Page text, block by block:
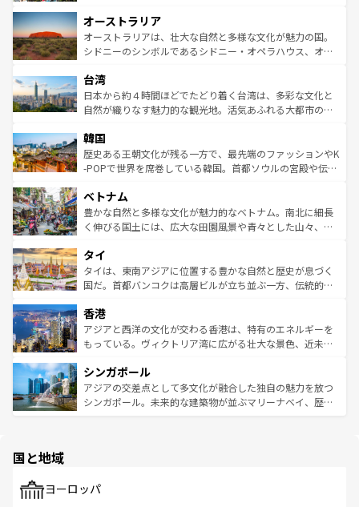
部のニューオーリンズでは、音楽と美食が融合した独特の
文化が魅力。旅行者はアメリカの各地域で異なる魅力を楽
しみながら、その多様性と豊かな歴史を感じることができ
ならではの贅沢な旅のスタイルだ。 なお、新着のアメリカ
情報はコンテンツ一覧を参照してほしい。
ワイ島は見逃せない。また、定番の観光地といえばオアフ
島だが、静かな自然を求めるならマウイ島やカウアイ島が
おすすめ。エメラルドグリーンに輝く海をはじめ、豊かな
れるおもてなしの心で訪れる人々を迎えてくれるハワイの
人々、おいしいローカルフードやハワイアンミュージッ
ク、伝統的なフラダンスなど、すべてがハワイの魅力を彩
ワイを、存分に味わってほしい。 なお、新着のハワイ情報
はコンテンツ一覧を参照してほしい。
オーストラリア
オーストラリアは、壮大な自然と多様な文化が魅力の国。
シドニーのシンボルであるシドニー・オペラハウス、オー
リアリーフや大陸中央部にそびえるウルル（エアーズロッ
ク）、タスマニアの美しい原生林やケアンズの熱帯雨林な
ど、見どころがたくさん。また、カフェやワイン、オージ
いる。アクティビティも充実しており、サーフィンやダイ
ビング、ハイキングなど、アウトドア好きにはたまらな
い。オーストラリアの多彩な魅力を存分に味わいつくそ
参照してほしい。
台湾
日本から約４時間ほどでたどり着く台湾は、多彩な文化と
自然が織りなす魅力的な観光地。活気あふれる大都市の台
ン）、静ひつな山岳地帯である台湾東部など、都市の喧騒
と山間の静けさが共存しており、訪れる人に新しい発見と
驚きをもたらしてくれる。また、奥深い台湾の食文化も魅
容にもいいと評判のスイーツなど、バラエティ豊かな料理
が味わえる。 なお、新着の台湾情報は コンテンツ一覧を参
照してほしい。
韓国
歴史ある王朝文化が残る一方で、最先端のファッションやK
-POPで世界を席巻している韓国。首都ソウルの宮殿や伝統
き、地方に足を延ばせば四季折々の自然美を楽しむことが
できる。そして、キムチや焼肉、絶品のストリートフード
まで、さまざまな韓国料理が待っている。夜には、韓国な
リティに包まれながら、韓国の多彩な魅力を心ゆくまで味
わってみてほしい。 なお、新着の韓国情報はコンテンツ一
覧を参照してほしい。
ベトナム
豊かな自然と多様な文化が魅力的なベトナム。南北に細長
く伸びる国土には、広大な田園風景や青々とした山々、世
急速な発展と共に伝統が息づく。ハノイの古い町並みやホ
ーチミン市のフランス統治時代の建物も、独特の雰囲気を
醸し出している。また、バラエティの豊かさとおいしさで
とつ。フォーやバインミー、ベトナムコーヒーなどは、ぜ
ひ現地で味わいたい。どの地域を訪れてもあたたかい人々
が旅行者を迎えてくれるので、きっと忘れられない旅にな
参照してほしい。
タイ
タイは、東南アジアに位置する豊かな自然と歴史が息づく
国だ。首都バンコクは高層ビルが立ち並ぶ一方、伝統的な
の活気が交差している。北部ではチェンマイなどの山岳地
帯で自然と触れ合い、南部ではプーケットやクラビの美し
いビーチでリゾート気分を楽しむことができる。タイ料理
激する。気候は一年中温暖で、どの季節にも異なる楽しみ
が待っている。親しみやすいタイの人々、仏教を中心とし
た文化、そして多様な観光資源が、訪れる旅人を魅了し続
香港
アジアと西洋の文化が交わる香港は、特有のエネルギーを
もっている。ヴィクトリア湾に広がる壮大な景色、近未来
み、どこを訪れても感動するはず。観光スポットが密集し
ており、効率よく見どころを回れるのも魅力。息をのむよ
うな絶景から文化的な体験まで、香港を存分に楽しみ尽く
シンガポール
アジアの交差点として多文化が融合した独自の魅力を放つ
シンガポール。未来的な建築物が並ぶマリーナベイ、歴史
で、ホーカーズは地元の風情を楽しめる外せないスポット
国と地域
ヨーロッパ